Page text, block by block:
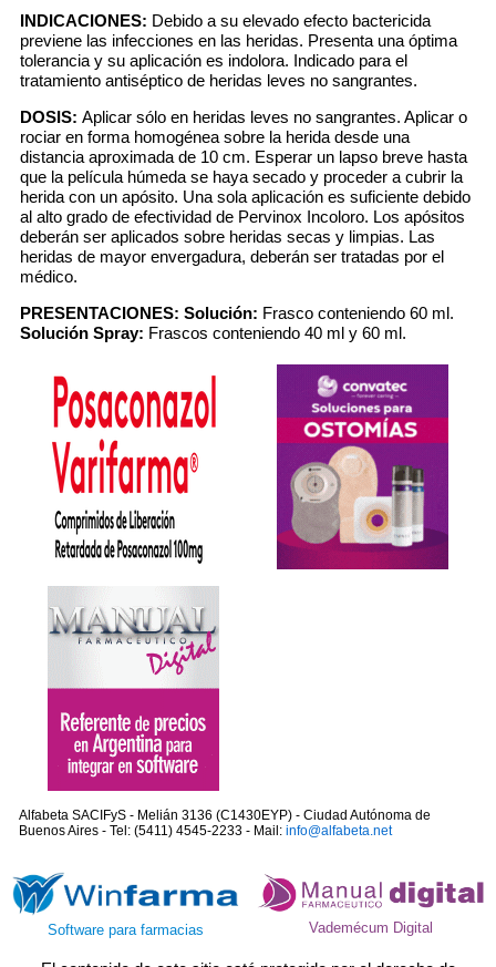
INDICACIONES: Debido a su elevado efecto bactericida
previene las infecciones en las heridas. Presenta una óptima
tolerancia y su aplicación es indolora. Indicado para el
tratamiento antiséptico de heridas leves no sangrantes.
DOSIS: Aplicar sólo en heridas leves no sangrantes. Aplicar o
rociar en forma homogénea sobre la herida desde una
distancia aproximada de 10 cm. Esperar un lapso breve hasta
que la película húmeda se haya secado y proceder a cubrir la
herida con un apósito. Una sola aplicación es suficiente debido
al alto grado de efectividad de Pervinox Incoloro. Los apósitos
deberán ser aplicados sobre heridas secas y limpias. Las
heridas de mayor envergadura, deberán ser tratadas por el
médico.
PRESENTACIONES: Solución: Frasco conteniendo 60 ml.
Solución Spray: Frascos conteniendo 40 ml y 60 ml.
Alfabeta SACIFyS - Melián 3136 (C1430EYP) - Ciudad Autónoma de
Buenos Aires - Tel: (5411) 4545-2233 - Mail: info@alfabeta.net
Software para farmacias Vademécum Digital